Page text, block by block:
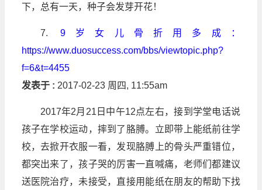
下，总有一天，种子会发芽开花！
7. 9岁女儿骨折用多成
：
https://www.duosuccess.com/bbs/viewtopic.php?
f=6&t=4455
发表于 : 2017-02-23 周四, 11:55am
2017年2月21日中午12点左右，接到学堂电话说
孩子在学校运动，摔到了胳膊。立即带上能纸前往学
校，去掀开衣服一看，发现胳膊上的骨头严重错位，
都突出来了，孩子哭的厉害一直喊痛，老师们都建议
送医院治疗，未接受，直接用能纸在朋友的帮助下找